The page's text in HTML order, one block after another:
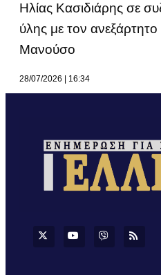
Ηλίας Κασιδιάρης σε
ύλης με τον
Μανούσο
28/07/2026 16:34